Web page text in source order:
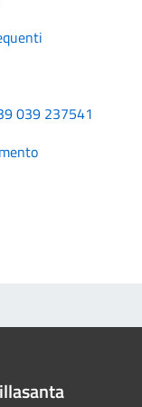
039 237541